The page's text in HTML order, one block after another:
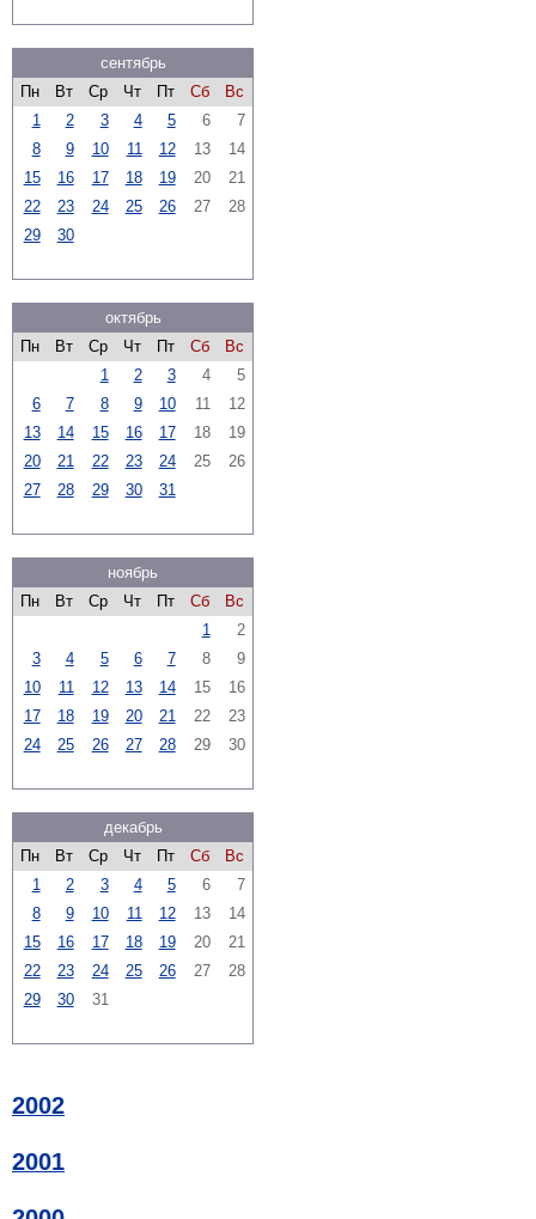
сентябрь
Пн
Вт Ср Чт Пт Сб
Вс
1
2 3 4 5 6
7
8
9 10 11 12 13
14
15
16 17 18 19 20
21
22
23 24 25 26 27
28
29
30
октябрь
Пн
Вт Ср Чт Пт Сб
Вс
1
2 3 4
5
6
7 8 9 10 11
12
13
14 15 16 17 18
19
20
21 22 23 24 25
26
27
28 29 30 31
ноябрь
Пн
Вт Ср Чт Пт Сб
Вс
1
2
3
4 5 6 7 8
9
10
11 12 13 14 15
16
17
18 19 20 21 22
23
24
25 26 27 28 29 30
декабрь
Пн
Вт Ср Чт Пт Сб
Вс
1
2 3 4 5 6
7
8
9 10 11 12 13
14
15
16 17 18 19 20
21
22
23 24 25 26 27
28
29
30 31
2002
2001